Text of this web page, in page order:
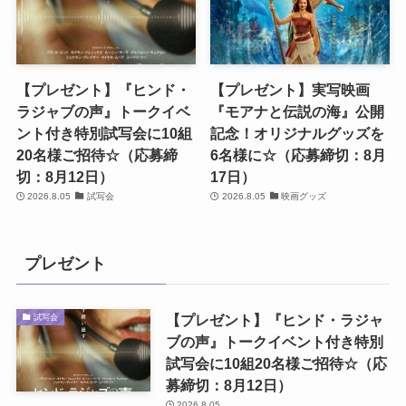
【プレゼント】『ヒンド・
ラジャブの声』トークイベ
ント付き特別試写会に10組
20名様ご招待☆（応募締
切：8月12日）
2026.8.05 試写会
【プレゼント】実写映画
『モアナと伝説の海』公開
記念！オリジナルグッズを
6名様に☆（応募締切：8月
17日）
2026.8.05 映画グッズ
プレゼント
試写会
【プレゼント】『ヒンド・ラジャ
ブの声』トークイベント付き特別
試写会に10組20名様ご招待☆（応
募締切：8月12日）